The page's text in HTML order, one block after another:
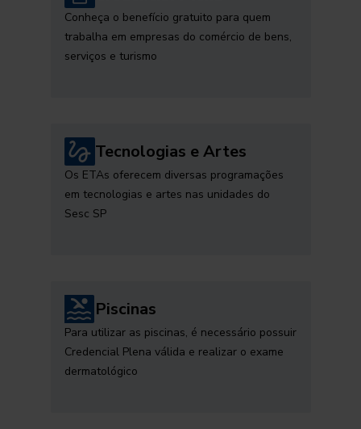
Conheça o benefício gratuito para quem
trabalha em empresas do comércio de bens,
serviços e turismo
Tecnologias e Artes
Os ETAs oferecem diversas programações
em tecnologias e artes nas unidades do
Sesc SP
Piscinas
Para utilizar as piscinas, é necessário possuir
Credencial Plena válida e realizar o exame
dermatológico